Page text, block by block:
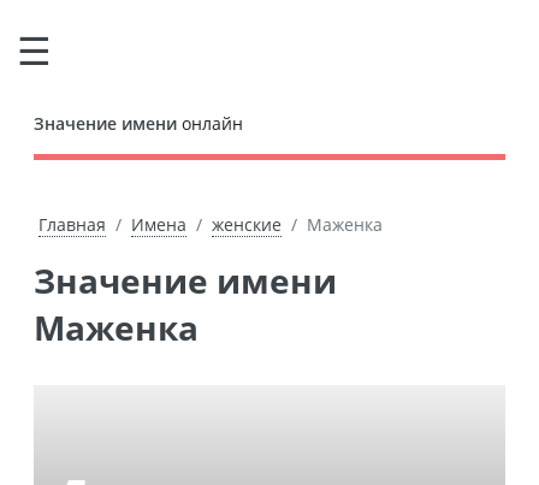
Значение имени онлайн
Главная Имена женские Маженка
Значение имени
Маженка